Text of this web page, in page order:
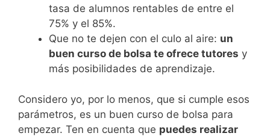
tasa de alumnos rentables de entre el
75% y el 85%.
Que no te dejen con el culo al aire: un
buen curso de bolsa te ofrece tutores y
más posibilidades de aprendizaje.
Considero yo, por lo menos, que si cumple esos
parámetros, es un buen curso de bolsa para
empezar. Ten en cuenta que puedes realizar